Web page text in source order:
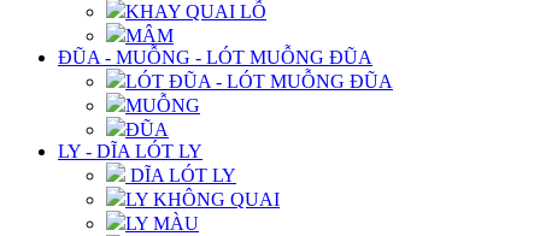
KHAY QUAI LỖ
MÂM
ĐŨA - MUỖNG - LÓT MUỖNG ĐŨA
LÓT ĐŨA - LÓT MUỖNG ĐŨA
MUỖNG
ĐŨA
LY - DĨA LÓT LY
DĨA LÓT LY
LY KHÔNG QUAI
LY MÀU